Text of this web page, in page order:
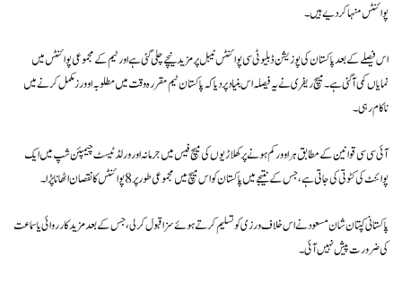
پوائنٹس منہا کر دیے ہیں۔
اس فیصلے کے بعد پاکستان کی پوزیشن ڈبلیو ٹی سی پوائنٹس ٹیبل پر مزید نیچے چلی گئی ہے اور ٹیم کے مجموعی پوائنٹس میں
نمایاں کمی آ گئی ہے۔ میچ ریفری نے یہ فیصلہ اس بنیاد پر دیا کہ پاکستان ٹیم مقررہ وقت میں مطلوبہ اوورز مکمل کرنے میں
ناکام رہی۔
آئی سی سی قوانین کے مطابق ہر اوور کم ہونے پر کھلاڑیوں کی میچ فیس میں جرمانہ اور ورلڈ ٹیسٹ چیمپئن شپ میں ایک
پوائنٹ کی کٹوتی کی جاتی ہے، جس کے نتیجے میں پاکستان کو اس میچ میں مجموعی طور پر 8 پوائنٹس کا نقصان اٹھانا پڑا۔
پاکستانی کپتان شان مسعود نے اس خلاف ورزی کو تسلیم کرتے ہوئے سزا قبول کر لی، جس کے بعد مزید کارروائی یا سماعت
کی ضرورت پیش نہیں آئی۔